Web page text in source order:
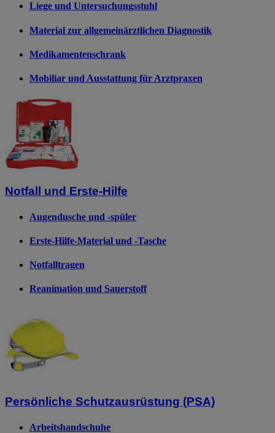
Liege und Untersuchungsstuhl
Material zur allgemeinärztlichen Diagnostik
Medikamentenschrank
Mobiliar und Ausstattung für Arztpraxen
Notfall und Erste-Hilfe
Augendusche und -spüler
Erste-Hilfe-Material und -Tasche
Notfalltragen
Reanimation und Sauerstoff
Persönliche Schutzausrüstung (PSA)
Arbeitshandschuhe